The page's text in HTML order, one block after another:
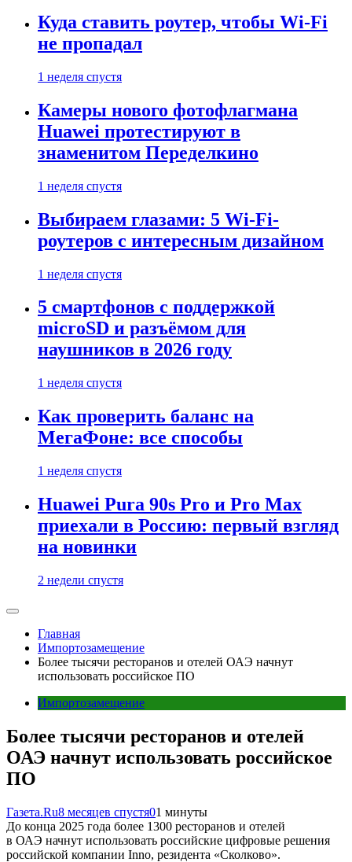
Куда ставить роутер, чтобы Wi-Fi
не пропадал
1 неделя спустя
Камеры нового фотофлагмана
Huawei протестируют в
знаменитом Переделкино
1 неделя спустя
Выбираем глазами: 5 Wi-Fi-
роутеров с интересным дизайном
1 неделя спустя
5 смартфонов с поддержкой
microSD и разъёмом для
наушников в 2026 году
1 неделя спустя
Как проверить баланс на
МегаФоне: все способы
1 неделя спустя
Huawei Pura 90s Pro и Pro Max
приехали в Россию: первый взгляд
на новинки
2 недели спустя
Главная
Импортозамещение
Более тысячи ресторанов и отелей ОАЭ начнут
использовать российское ПО
Импортозамещение
Более тысячи ресторанов и отелей
ОАЭ начнут использовать российское
ПО
Газета.Ru8 месяцев спустя01 минуты
До конца 2025 года более 1300 ресторанов и отелей
в ОАЭ начнут использовать российские цифровые решения
российской компании Inno, резидента «Сколково».